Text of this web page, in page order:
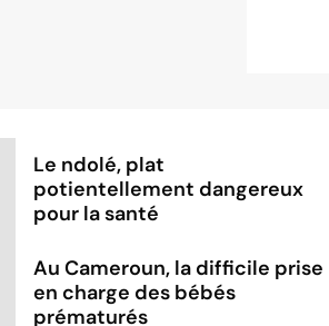
Le ndolé, plat
potientellement dangereux
pour la santé
Au Cameroun, la difficile prise
en charge des bébés
prématurés